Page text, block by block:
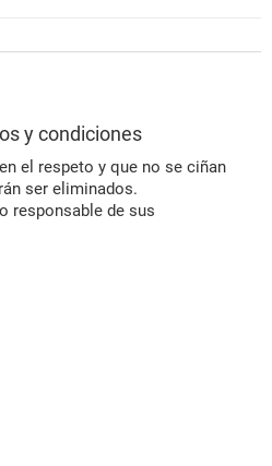
y condiciones
el respeto y que no se ciñan
ser eliminados.
responsable de sus